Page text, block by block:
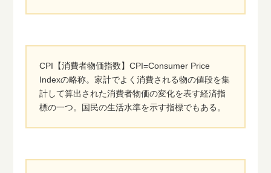
CPI【消費者物価指数】CPI=Consumer Price
Indexの略称。家計でよく消費される物の値段を集
計して算出された消費者物価の変化を表す経済指
標の一つ。国民の生活水準を示す指標でもある。